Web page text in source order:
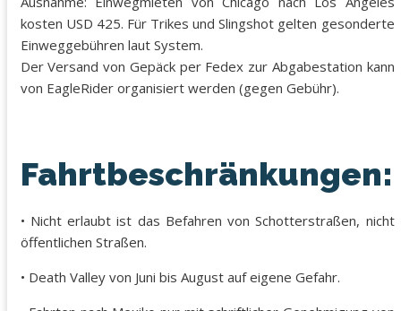
kosten USD 425. Für Trikes und Slingshot gelten gesonderte
Einweggebühren laut System.
Der Versand von Gepäck per Fedex zur Abgabestation kann
von EagleRider organisiert werden (gegen Gebühr).
Fahrtbeschränkungen:
• Nicht erlaubt ist das Befahren von Schotterstraßen, nicht
öffentlichen Straßen.
• Death Valley von Juni bis August auf eigene Gefahr.